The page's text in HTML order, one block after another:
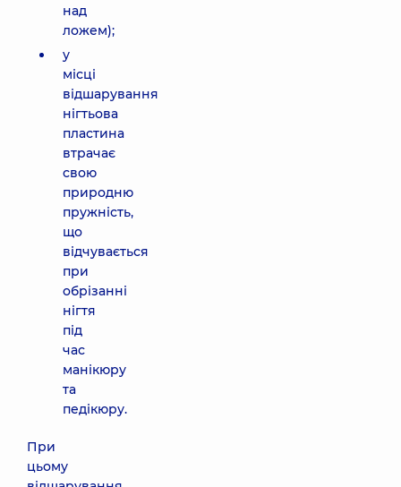
над
ложем);
у
місці
відшарування
нігтьова
пластина
втрачає
свою
природню
пружність,
що
відчувається
при
обрізанні
нігтя
під
час
манікюру
та
педікюру.
При
цьому